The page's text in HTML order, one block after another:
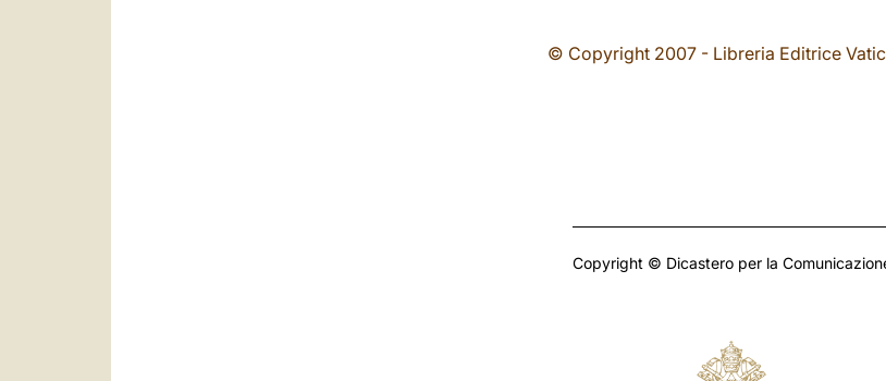
© Copyright 2007 - Libreria Editrice
Copyright © Dicastero per la